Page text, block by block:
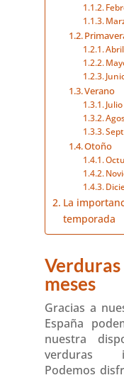
Abril
Verano
Julio
Otoño
La
temporada
meses
Gracias a
España
nuestra
verduras
Podemos